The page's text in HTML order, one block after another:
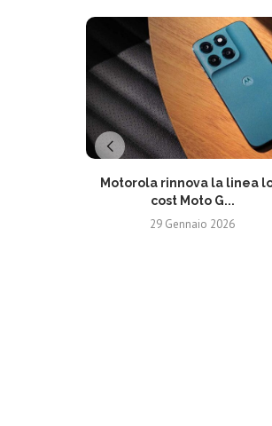
Motorola rinnova la linea
cost Moto G...
29 Gennaio 2026